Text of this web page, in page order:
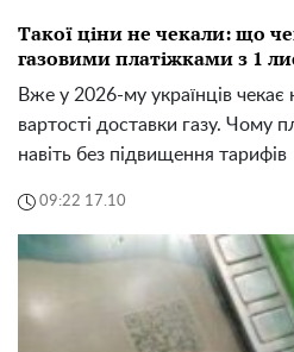
Такої ціни не чекали: що
газовими платіжками з 1
Вже у 2026-му українців
вартості доставки газу. Чому
навіть без підвищення тарифів
09:22 17.10